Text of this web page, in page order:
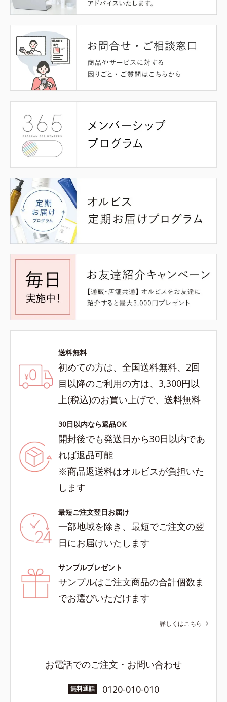
送料無料
初めての方は、全国送料無料、2回
目以降のご利用の方は、3,300円以
上(税込)のお買い上げで、送料無料
30日以内なら返品OK
開封後でも発送日から30日以内であ
れば返品可能
※商品返送料はオルビスが負担いた
します
最短ご注文翌日お届け
一部地域を除き、最短でご注文の翌
日にお届けいたします
サンプルプレゼント
サンプルはご注文商品の合計個数ま
でお選びいただけます
詳しくはこちら
お電話でのご注文・お問い合わせ
無料通話 0120-010-010